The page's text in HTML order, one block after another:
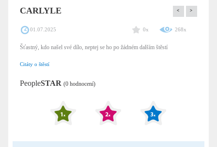
CARLYLE < >
01.07.2025 0x 268x
Šťastný, kdo našel své dílo, neptej se ho po žádném dalším štěstí
Citáty o štěstí
PeopleSTAR (0 hodnocení)